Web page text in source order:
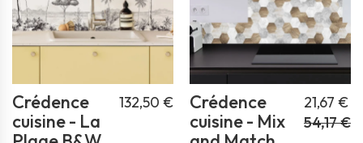
Crédence
cuisine - La
132,50 €
Crédence
cuisine - Mix
21,67 €
54,17 €